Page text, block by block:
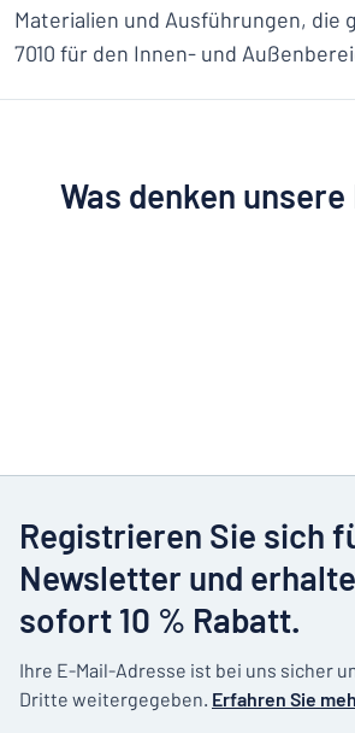
Materialien und Ausführungen, die
7010 für den Innen- und
Was denken unsere
Registrieren Sie sich
Newsletter und
sofort 10 % Rabatt.
Ihre E-Mail-Adresse ist bei uns sicher
Dritte weitergegeben. Erfahren Sie